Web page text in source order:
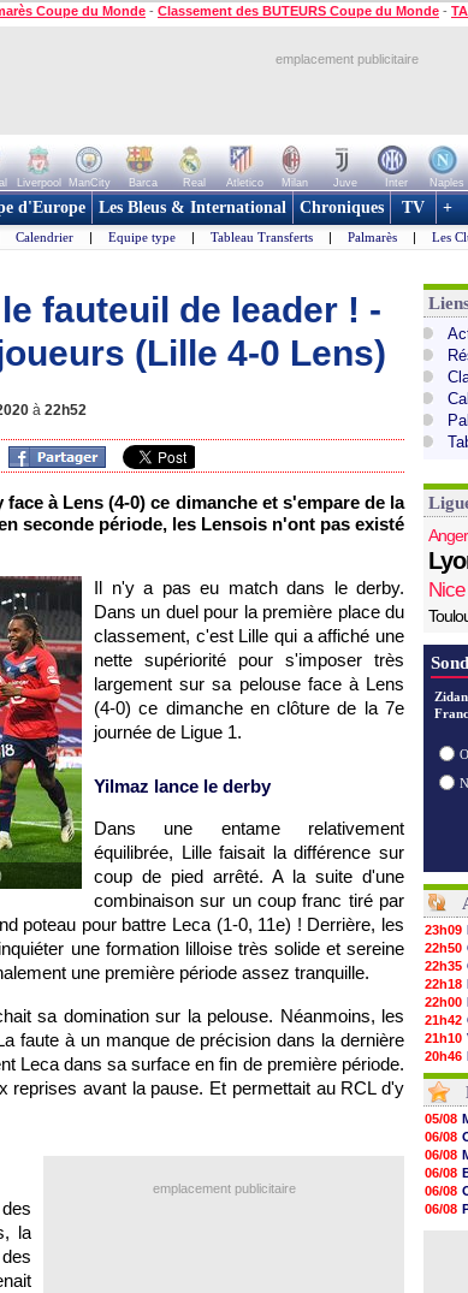
Coupe du Monde - Classement des BUTEURS Coupe du Monde -
emplacement publicitaire
Liverpool ManCity Barca Real Atletico Milan Juve Inter Naples
d'Europe Les Bleus & International Chroniques TV +
Calendrier | Equipe type | Tableau Transferts | Palmarès | Les
fauteuil de leader ! -
(Lille 4-0 Lens)
à 22h52
à Lens (4-0) ce dimanche et s'empare de la
seconde période, les Lensois n'ont pas existé
Il n'y a pas eu match dans le derby.
Dans un duel pour la première place du
classement, c'est Lille qui a affiché une
nette supériorité pour s'imposer très
largement sur sa pelouse face à Lens
(4-0) ce dimanche en clôture de la 7e
journée de Ligue 1.
Yilmaz lance le derby
Dans une entame relativement
équilibrée, Lille faisait la différence sur
coup de pied arrêté. A la suite d'une
combinaison sur un coup franc tiré par
poteau pour battre Leca (1-0, 11e) ! Derrière, les
une formation lilloise très solide et sereine
une première période assez tranquille.
sa domination sur la pelouse. Néanmoins, les
faute à un manque de précision dans la dernière
Leca dans sa surface en fin de première période.
reprises avant la pause. Et permettait au RCL d'y
emplacement publicitaire
la
Nice
23h09
22h50
22h35
22h18
22h00
21h42
21h10
20h46
20h30
20h01
19h18
19h09
18h48
18h37
18h29
17h58
17h46
05/08
06/08
06/08
06/08
06/08
06/08